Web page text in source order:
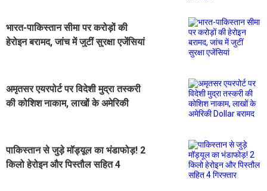
भारत-पाकिस्तान सीमा पर करोड़ों की
हेरोइन बरामद, जांच में जुटीं सुरक्षा एजेंसियां
अमृतसर एयरपोर्ट पर विदेशी मुद्रा तस्करी
की कोशिश नाकाम, लाखों के अमेरिकी
पाकिस्तान से जुड़े मॉड्यूल का भंडाफोड़! 2
किलो हेरोइन और पिस्तौल सहित 4